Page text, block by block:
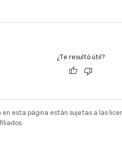
¿Te resultó útil?
esta página están sujetas a las